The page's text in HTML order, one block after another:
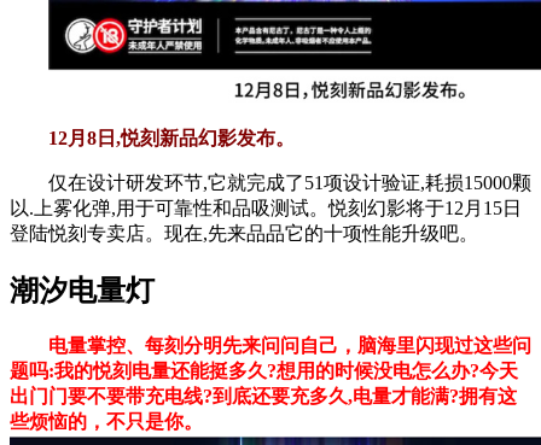
12月8日,悦刻新品幻影发布。
仅在设计研发环节,它就完成了51项设计验证,耗损15000颗
以.上雾化弹,用于可靠性和品吸测试。悦刻幻影将于12月15日
登陆悦刻专卖店。现在,先来品品它的十项性能升级吧。
潮汐电量灯
电量掌控、每刻分明先来问问自己，脑海里闪现过这些问
题吗:我的悦刻电量还能挺多久?想用的时候没电怎么办?今天
出门门要不要带充电线?到底还要充多久,电量才能满?拥有这
些烦恼的，不只是你。